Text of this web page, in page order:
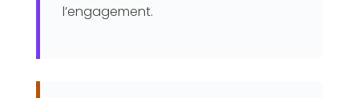
l’engagement.